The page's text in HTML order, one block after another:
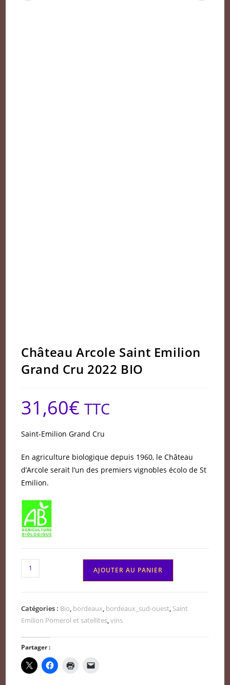
Château Arcole Saint Emilion
Grand Cru 2022 BIO
31,60€ TTC
Saint-Emilion Grand Cru
En agriculture biologique depuis 1960, le Château
d’Arcole serait l’un des premiers vignobles écolo de St
Emilion.
quantité
de
Saint
2022
AJOUTER AU PANIER
Catégories : Bio bordeaux bordeaux_sud-ouest Saint
Emilion Pomerol et satellites ,vins
Partager :